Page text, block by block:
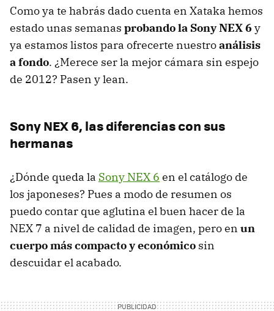
Como ya te habrás dado cuenta en Xataka hemos
estado unas semanas probando la Sony NEX 6 y
ya estamos listos para ofrecerte nuestroanálisis
a fondo. ¿Merece ser la mejor cámara sin espejo
de 2012? Pasen y lean.
Sony NEX 6, las diferencias con sus
hermanas
¿Dónde queda la Sony NEX 6 en el catálogo de
los japoneses? Pues a modo de resumen os
puedo contar que aglutina el buen hacer de la
NEX 7 a nivel de calidad de imagen, pero en un
cuerpo más compacto y económico sin
descuidar el acabado.